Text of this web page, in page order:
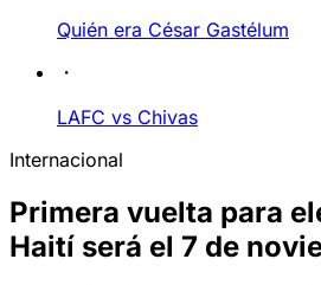
Quién era César Gastélum
LAFC vs Chivas
Internacional
Primera vuelta para
Haití será el 7 de